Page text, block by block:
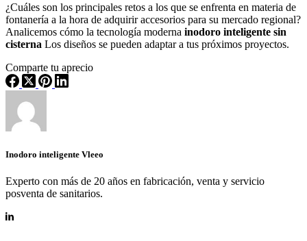
¿Cuáles son los principales retos a los que se enfrenta en materia de
fontanería a la hora de adquirir accesorios para su mercado regional?
Analicemos cómo la tecnología moderna inodoro inteligente sin
cisterna Los diseños se pueden adaptar a tus próximos proyectos.
Comparte tu aprecio
Inodoro inteligente Vleeo
Experto con más de 20 años en fabricación, venta y servicio
posventa de sanitarios.